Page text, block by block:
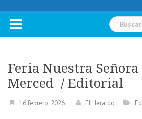
Buscar:
Feria Nuestra Señora
Merced / Editorial
16 febrero, 2026 El Heraldo